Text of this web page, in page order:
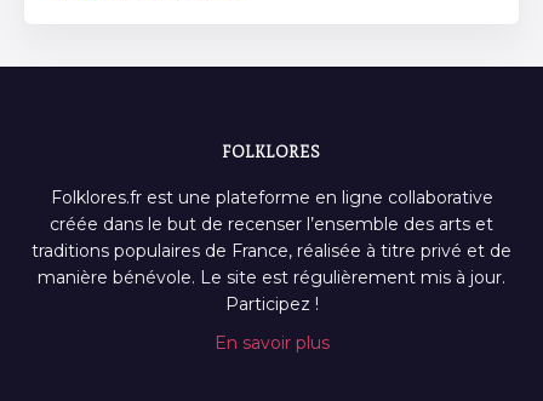
FOLKLORES
Folklores.fr est une plateforme en ligne collaborative
créée dans le but de recenser l’ensemble des arts et
traditions populaires de France, réalisée à titre privé et de
manière bénévole. Le site est régulièrement mis à jour.
Participez !
En savoir plus